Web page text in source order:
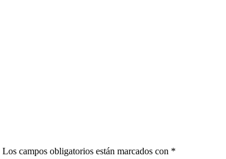
Los campos obligatorios están marcados con *